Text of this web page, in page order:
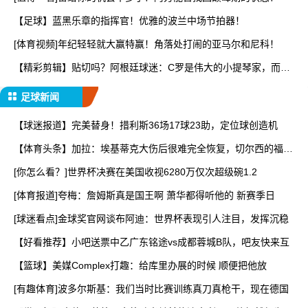
【足球】蓝黑乐章的指挥官！优雅的波兰中场节拍器！
[体育视频]年纪轻轻就大赢特赢！角落处打闹的亚马尔和尼科！
【精彩剪辑】贴切吗？阿根廷球迷：C罗是伟大的小提琴家，而梅
足球新闻
【球迷报道】完美替身！措利斯36场17球23助，定位球创造机
【体育头条】加拉：埃基蒂克大伤后很难完全恢复，切尔西的福法
[你怎么看？]世界杯决赛在美国收视6280万仅次超级碗1.2
[体育报道]夸梅：詹姆斯真是国王啊 萧华都得听他的 新赛季日
[球迷看点]金球奖官网谈布阿迪：世界杯表现引人注目，发挥沉稳
【好看推荐】小吧送票中乙广东铭途vs成都蓉城B队，吧友快来互
【篮球】美媒Complex打趣：给库里办展的时候 顺便把他放
[有趣体育]波多尔斯基：我们当时比赛训练真刀真枪干，现在德国